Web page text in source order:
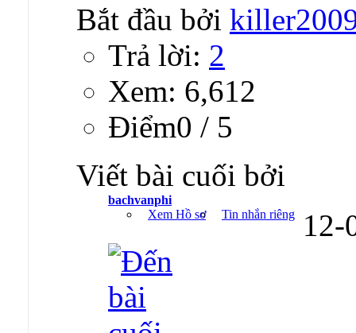
Bắt đầu bởi
Trả lời: 2
Xem: 6,612
Ðiểm0 / 5
Viết bài cuối bởi
bachvanphi
Xem Hồ sơ
Tin nhắn riêng